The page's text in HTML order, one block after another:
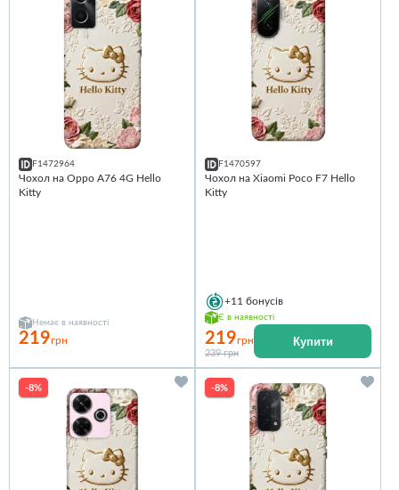
F1472964
Чохол на Oppo A76 4G Hello
Kitty
Немає в наявності
219грн
F1470597
Чохол на Xiaomi Poco F7 Hello
Kitty
+11 бонусів
Є в наявності
219грн
239 грн
Купити
-8% -8%